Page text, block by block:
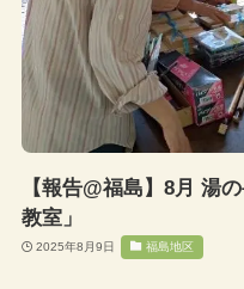
【報告@福島】8月 湯
教室」
2025年8月9日 福島地区